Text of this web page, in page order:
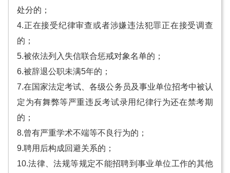
处分的；
4.正在接受纪律审查或者涉嫌违法犯罪正在接受调查
的；
5.被依法列入失信联合惩戒对象名单的；
6.被辞退公职未满5年的；
7.在国家法定考试、各级公务员及事业单位招考中被认
定为有舞弊等严重违反考试录用纪律行为还在禁考期
的；
8.曾有严重学术不端等不良行为的；
9.聘用后构成回避关系的；
10.法律、法规等规定不能招聘到事业单位工作的其他